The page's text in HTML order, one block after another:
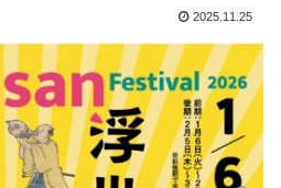
2025.11.25